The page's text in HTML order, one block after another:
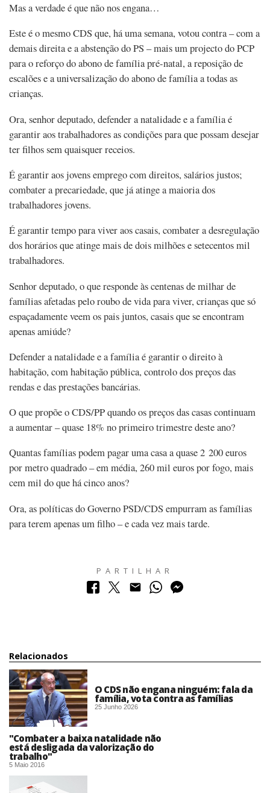
Mas a verdade é que não nos engana…
Este é o mesmo CDS que, há uma semana, votou contra – com a
demais direita e a abstenção do PS – mais um projecto do PCP
para o reforço do abono de família pré-natal, a reposição de
escalões e a universalização do abono de família a todas as
crianças.
Ora, senhor deputado, defender a natalidade e a família é
garantir aos trabalhadores as condições para que possam desejar
ter filhos sem quaisquer receios.
É garantir aos jovens emprego com direitos, salários justos;
combater a precariedade, que já atinge a maioria dos
trabalhadores jovens.
É garantir tempo para viver aos casais, combater a desregulação
dos horários que atinge mais de dois milhões e setecentos mil
trabalhadores.
Senhor deputado, o que responde às centenas de milhar de
famílias afetadas pelo roubo de vida para viver, crianças que só
espaçadamente veem os pais juntos, casais que se encontram
apenas amiúde?
Defender a natalidade e a família é garantir o direito à
habitação, com habitação pública, controlo dos preços das
rendas e das prestações bancárias.
O que propõe o CDS/PP quando os preços das casas continuam
a aumentar – quase 18% no primeiro trimestre deste ano?
Quantas famílias podem pagar uma casa a quase 2 200 euros
por metro quadrado – em média, 260 mil euros por fogo, mais
cem mil do que há cinco anos?
Ora, as políticas do Governo PSD/CDS empurram as famílias
para terem apenas um filho – e cada vez mais tarde.
PARTILHAR
Relacionados
O CDS não engana ninguém: fala da
família, vota contra as famílias
25 Junho 2026
"Combater a baixa natalidade não
está desligada da valorização do
trabalho"
5 Maio 2016